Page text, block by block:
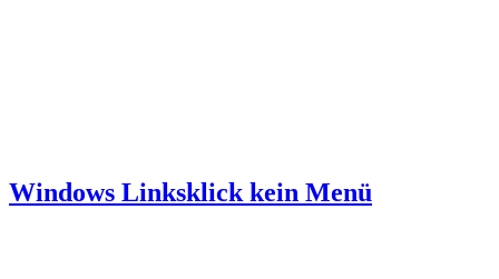
Windows Linksklick kein Menü